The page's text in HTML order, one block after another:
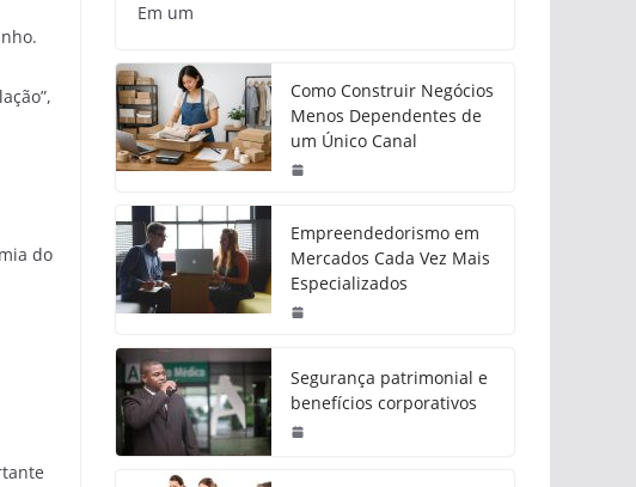
do
Em um
Como Construir Negócios
Menos Dependentes de
um Único Canal
Empreendedorismo em
Mercados Cada Vez Mais
Especializados
Segurança patrimonial e
benefícios corporativos